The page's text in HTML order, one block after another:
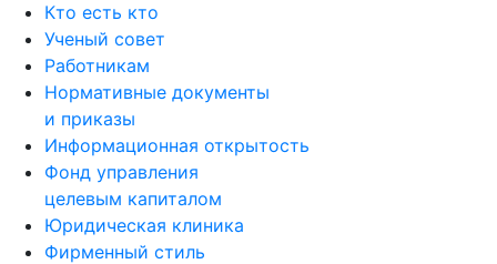
РГГУ в рейтингах
Кто есть кто
Ученый совет
Работникам
Нормативные документы
и приказы
Информационная открытость
Фонд управления
целевым капиталом
Юридическая клиника